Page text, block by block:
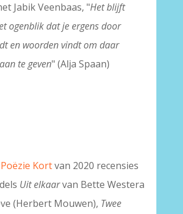
Jabik Veenbaas, "Het blijft
ogenblik dat je ergens door
en woorden vindt om daar
te geven" (Alja Spaan)
Poëzie Kortvan 2020 recensies
Uit elkaarvan Bette Westera
(Herbert Mouwen), Twee